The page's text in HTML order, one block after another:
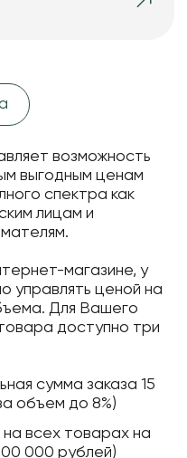
возможность
выгодным ценам
спектра как
лицам и
магазине, у
управлять ценой на
Для Вашего
доступно три
сумма заказа 15
объем до 8%)
всех товарах на
000 рублей)